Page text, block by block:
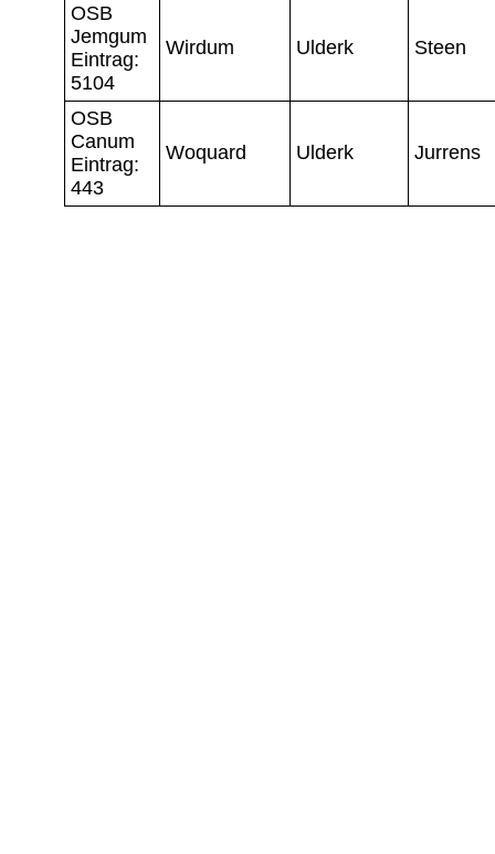
OSB
Jemgum
Eintrag:
5104
Wirdum Ulderk Steen
OSB
Canum
Eintrag:
443
Woquard Ulderk Jurrens